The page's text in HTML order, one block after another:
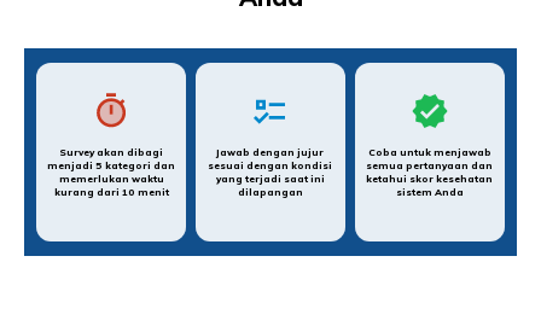
Survey akan dibagi
menjadi 5 kategori dan
memerlukan waktu
kurang dari 10 menit
Jawab dengan jujur
sesuai dengan kondisi
yang terjadi saat ini
dilapangan
Coba untuk menjawab
semua pertanyaan dan
ketahui skor kesehatan
sistem Anda